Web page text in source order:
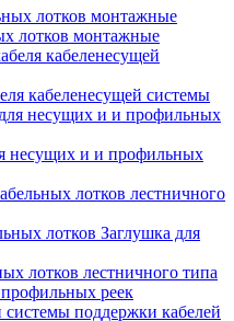
лотков монтажные
кабеленесущей системы
несущих и и профильных
лотков лестничного
Заглушка для
лотков лестничного типа
реек